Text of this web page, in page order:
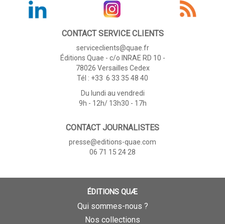
CONTACT SERVICE CLIENTS
serviceclients@quae.fr
Éditions Quae - c/o INRAE RD 10 -
78026 Versailles Cedex
Tél : +33 6 33 35 48 40
Du lundi au vendredi
9h - 12h/ 13h30 - 17h
CONTACT JOURNALISTES
presse@editions-quae.com
06 71 15 24 28
ÉDITIONS QUÆ
Qui sommes-nous ?
Nos collections